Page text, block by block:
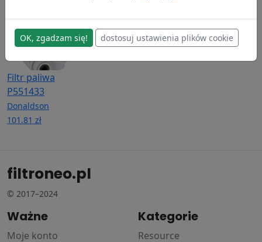
Filtr paliwa
P551433
Donaldson
101.81 zł
filtroneo.pl
© 2017–2024
Ważne
Moje konto
Kategorie
Resource
OK, zgadzam się! dostosuj ustawienia plików cookie